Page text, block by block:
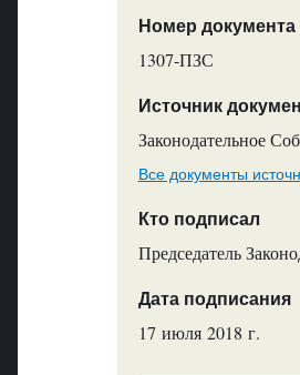
Номер документа
1307-ПЗС
Источник
Законодательное
Все документы
Кто подписал
Председатель
Дата подписания
17 июля 2018 г.